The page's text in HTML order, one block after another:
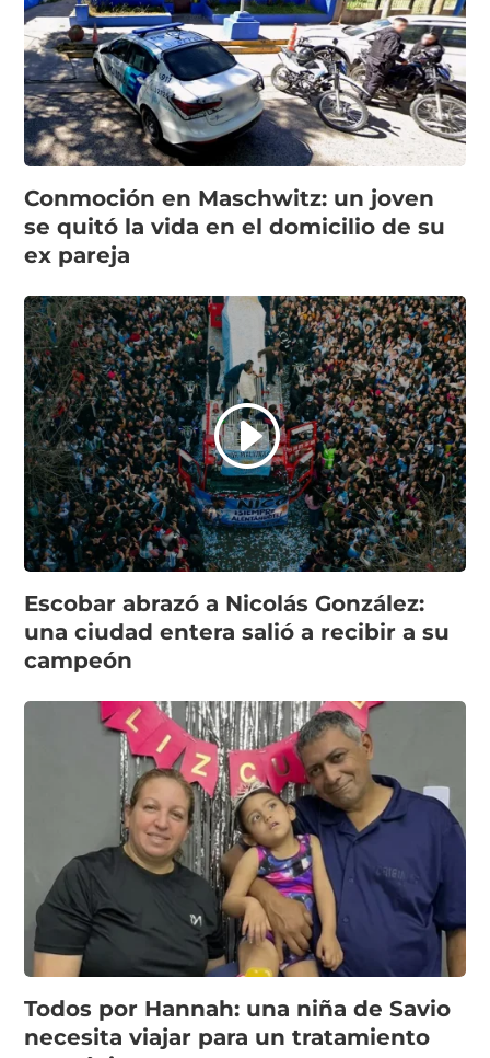
Conmoción en Maschwitz: un joven
se quitó la vida en el domicilio de su
ex pareja
Escobar abrazó a Nicolás González:
una ciudad entera salió a recibir a su
campeón
Todos por Hannah: una niña de Savio
necesita viajar para un tratamiento